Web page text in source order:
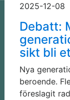
2025-12-08
Debatt:
sikt bli
Nya
beroende.
föreslagit